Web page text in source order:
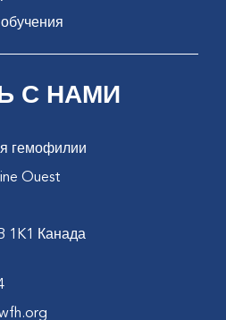
С НАМИ
гемофилии
Ouest
1K1 Канада